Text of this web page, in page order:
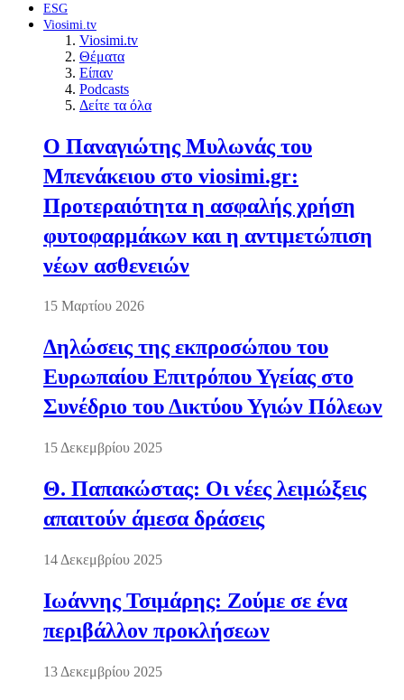
ESG
Viosimi.tv
Viosimi.tv
Θέματα
Είπαν
Podcasts
Δείτε τα όλα
Ο Παναγιώτης Μυλωνάς του
Μπενάκειου στο viosimi.gr:
Προτεραιότητα η ασφαλής χρήση
φυτοφαρμάκων και η αντιμετώπιση
νέων ασθενειών
15 Μαρτίου 2026
Δηλώσεις της εκπροσώπου του
Ευρωπαίου Επιτρόπου Υγείας στο
Συνέδριο του Δικτύου Υγιών Πόλεων
15 Δεκεμβρίου 2025
Θ. Παπακώστας: Οι νέες λειμώξεις
απαιτούν άμεσα δράσεις
14 Δεκεμβρίου 2025
Ιωάννης Τσιμάρης: Ζούμε σε ένα
περιβάλλον προκλήσεων
13 Δεκεμβρίου 2025